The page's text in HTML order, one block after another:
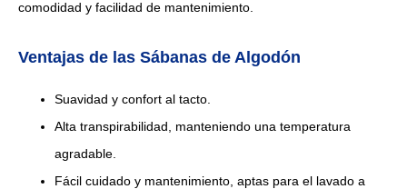
comodidad y facilidad de mantenimiento.
Ventajas de las Sábanas de Algodón
Suavidad y confort al tacto.
Alta transpirabilidad, manteniendo una temperatura
agradable.
Fácil cuidado y mantenimiento, aptas para el lavado a